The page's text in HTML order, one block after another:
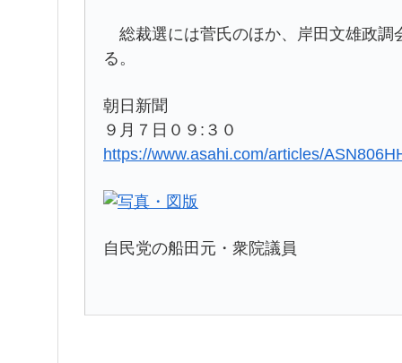
総裁選には菅氏のほか、岸田文雄政調
る。
朝日新聞
９月７日０９:３０
https://www.asahi.com/articles/
自民党の船田元・衆院議員